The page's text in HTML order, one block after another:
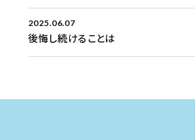
2025.06.07
後悔し続けることは